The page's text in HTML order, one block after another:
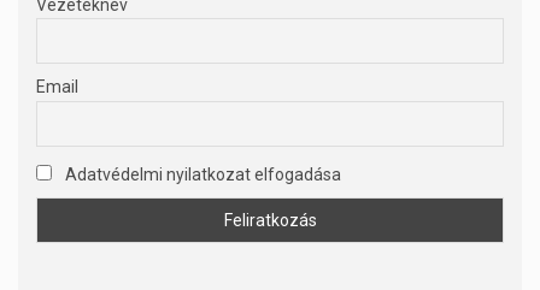
Vezetéknév
Email
Adatvédelmi nyilatkozat elfogadása